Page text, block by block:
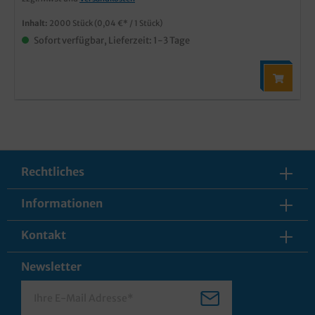
Inhalt: 2000 Stück (0,04 €* / 1 Stück)
Sofort verfügbar, Lieferzeit: 1-3 Tage
Rechtliches
Informationen
Kontakt
Newsletter